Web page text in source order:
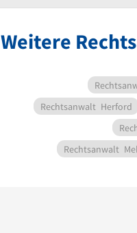
Weitere
Rechtsanwalt Herford
Rechtsanwalt